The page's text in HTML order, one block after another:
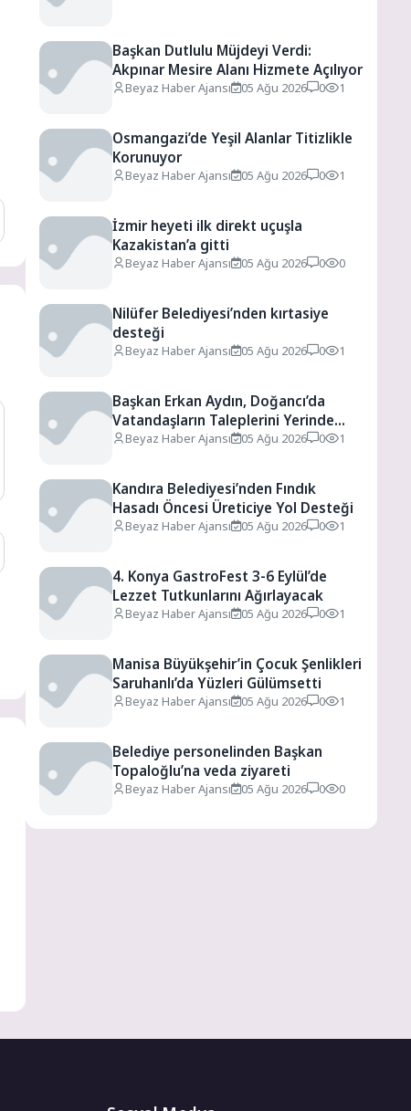
Başkan Dutlulu Müjdeyi Verdi:
Akpınar Mesire Alanı Hizmete Açılıyor
Beyaz Haber Ajansı 05 Ağu 2026 0 1
Osmangazi’de Yeşil Alanlar Titizlikle
Korunuyor
Beyaz Haber Ajansı 05 Ağu 2026 0 1
İzmir heyeti ilk direkt uçuşla
Kazakistan’a gitti
Beyaz Haber Ajansı 05 Ağu 2026 0 0
Nilüfer Belediyesi’nden kırtasiye
desteği
Beyaz Haber Ajansı 05 Ağu 2026 0 1
Başkan Erkan Aydın, Doğancı’da
Vatandaşların Taleplerini Yerinde
Dinledi
Beyaz Haber Ajansı 05 Ağu 2026 0 1
Kandıra Belediyesi’nden Fındık
Hasadı Öncesi Üreticiye Yol Desteği
Beyaz Haber Ajansı 05 Ağu 2026 0 1
4. Konya GastroFest 3-6 Eylül’de
Lezzet Tutkunlarını Ağırlayacak
Beyaz Haber Ajansı 05 Ağu 2026 0 1
Manisa Büyükşehir’in Çocuk Şenlikleri
Saruhanlı’da Yüzleri Gülümsetti
Beyaz Haber Ajansı 05 Ağu 2026 0 1
Belediye personelinden Başkan
Topaloğlu’na veda ziyareti
Beyaz Haber Ajansı 05 Ağu 2026 0 0